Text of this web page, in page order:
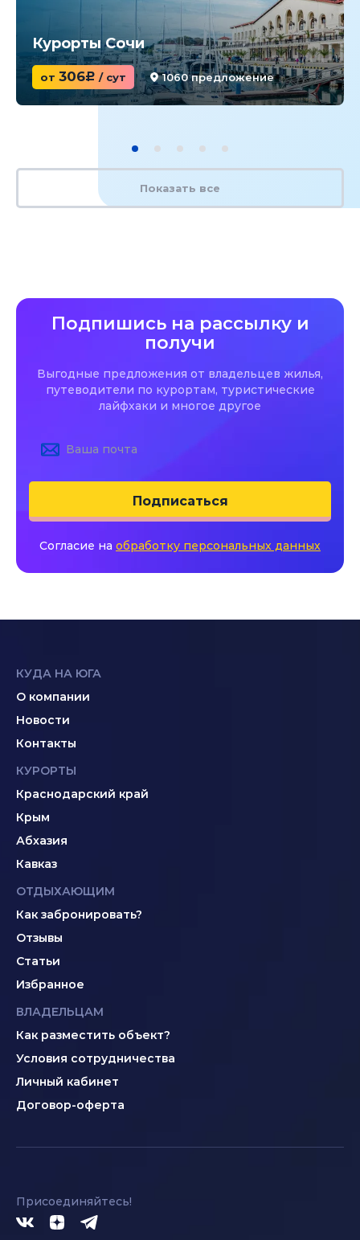
Курорты Сочи
от 306c / сут 1060 предложение
Показать все
Подпишись на рассылку и
получи
Выгодные предложения от владельцев жилья,
путеводители по курортам, туристические
лайфхаки и многое другое
Подписаться
Согласие на обработку персональных данных
КУДА НА ЮГА
О компании
Новости
Контакты
КУРОРТЫ
Краснодарский край
Крым
Абхазия
Кавказ
ОТДЫХАЮЩИМ
Как забронировать?
Отзывы
Статьи
Избранное
ВЛАДЕЛЬЦАМ
Как разместить объект?
Условия сотрудничества
Личный кабинет
Договор-оферта
Присоединяйтесь!